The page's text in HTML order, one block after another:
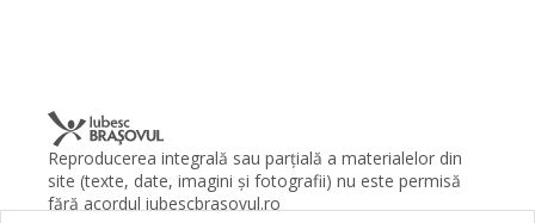
Reproducerea integrală sau parţială a materialelor din
site (texte, date, imagini şi fotografii) nu este permisă
fără acordul iubescbrasovul.ro